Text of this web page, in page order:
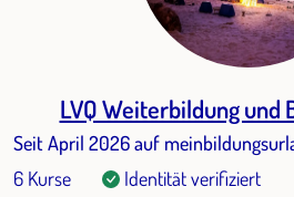
LVQ Weiterbildung und
Seit April 2026 auf
6 Kurse
Identität verifiziert